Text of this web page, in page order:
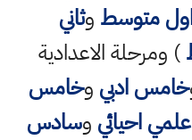
متوسط وثاني
) ومرحلة الاعدادية
خامس ادبي وخامس
احيائي وسادس